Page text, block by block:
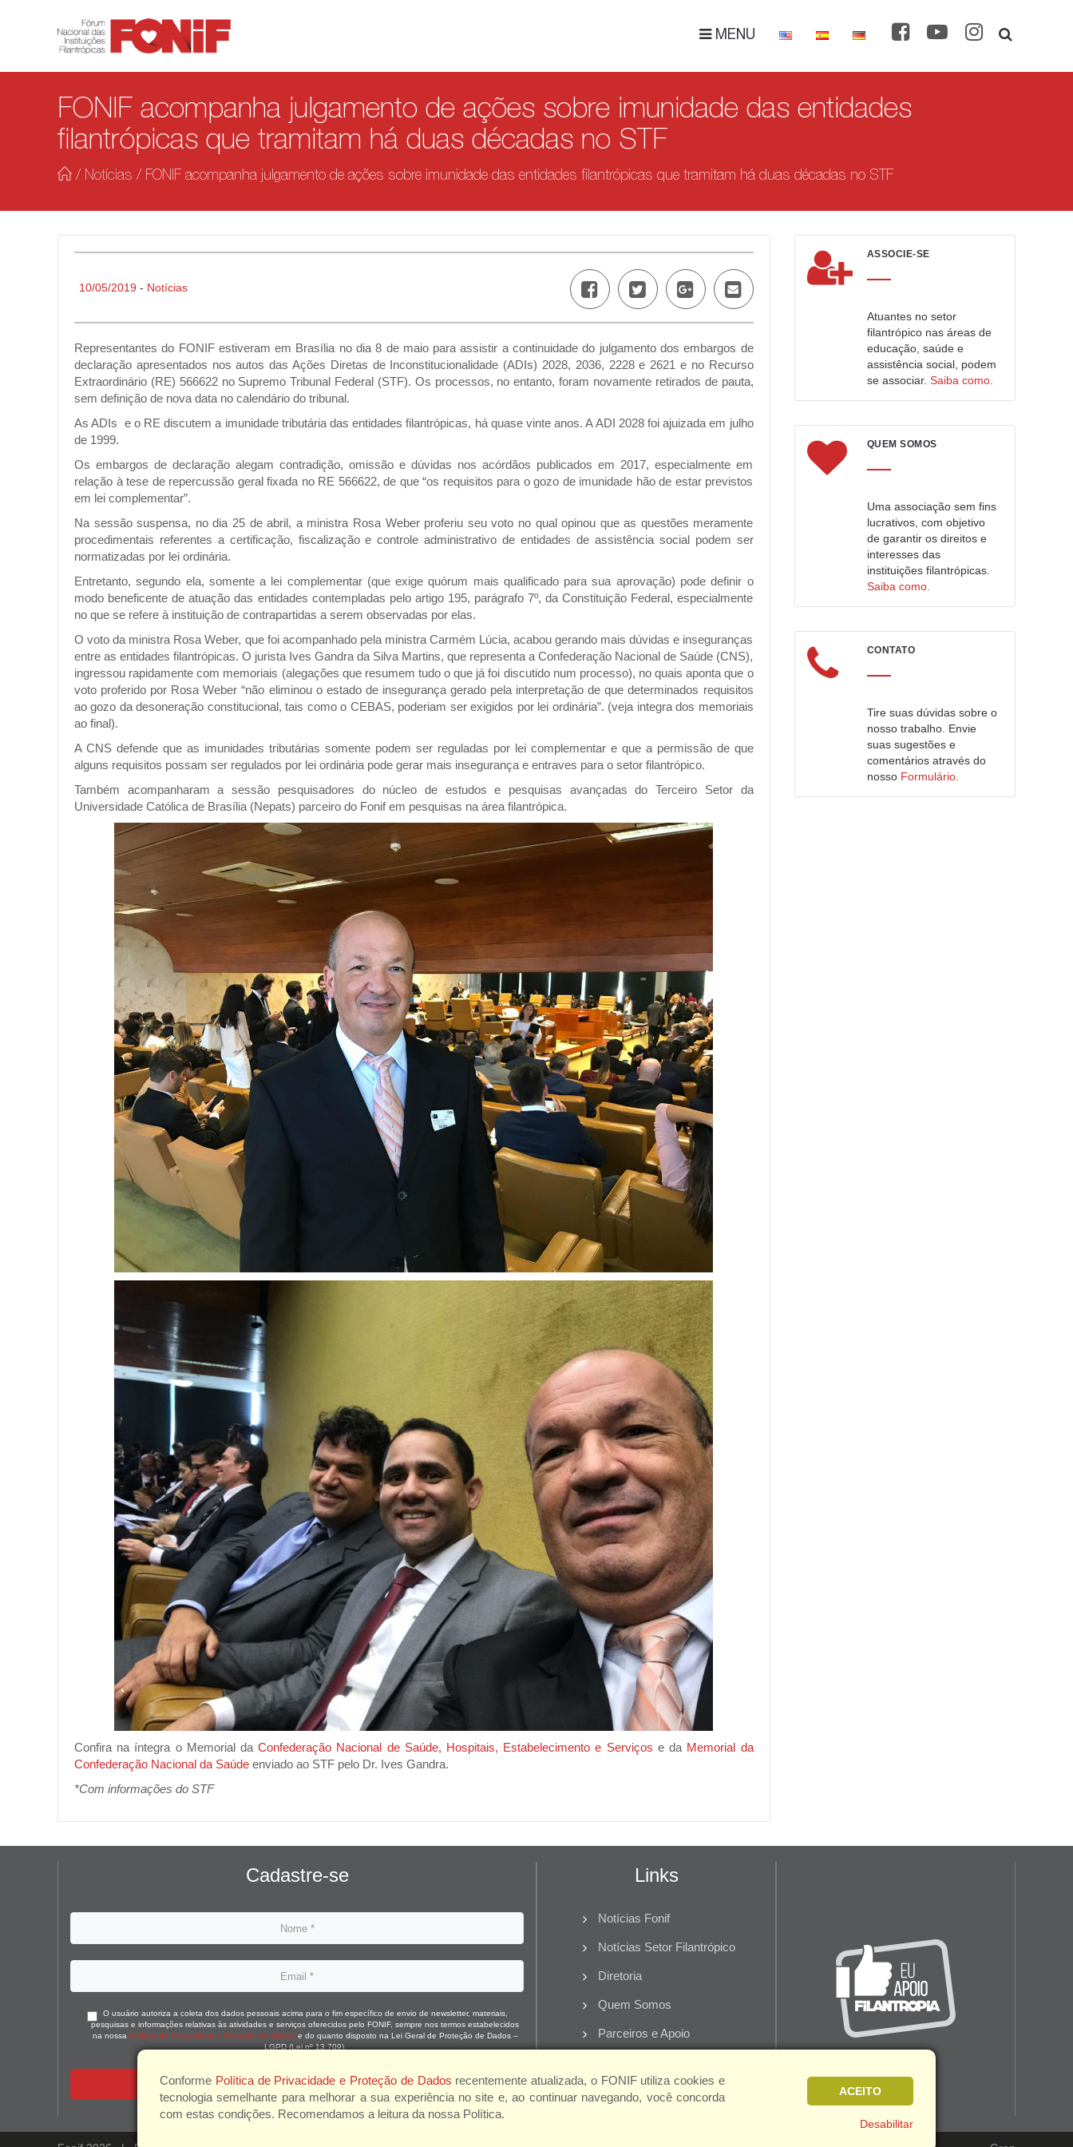
MENU
FONIF acompanha julgamento de ações sobre imunidade das entidades
filantrópicas que tramitam há duas décadas no STF
/ Notícias / FONIF acompanha julgamento de ações sobre imunidade das entidades filantrópicas que tramitam há duas décadas no STF
10/05/2019 - Notícias
Representantes do FONIF estiveram em Brasília no dia 8 de maio para assistir a continuidade do julgamento dos embargos de
declaração apresentados nos autos das Ações Diretas de Inconstitucionalidade (ADIs) 2028, 2036, 2228 e 2621 e no Recurso
Extraordinário (RE) 566622 no Supremo Tribunal Federal (STF). Os processos, no entanto, foram novamente retirados de pauta,
sem definição de nova data no calendário do tribunal.
As ADIs e o RE discutem a imunidade tributária das entidades filantrópicas, há quase vinte anos. A ADI 2028 foi ajuizada em julho
de 1999.
Os embargos de declaração alegam contradição, omissão e dúvidas nos acórdãos publicados em 2017, especialmente em
relação à tese de repercussão geral fixada no RE 566622, de que “os requisitos para o gozo de imunidade hão de estar previstos
em lei complementar”.
Na sessão suspensa, no dia 25 de abril, a ministra Rosa Weber proferiu seu voto no qual opinou que as questões meramente
procedimentais referentes a certificação, fiscalização e controle administrativo de entidades de assistência social podem ser
normatizadas por lei ordinária.
Entretanto, segundo ela, somente a lei complementar (que exige quórum mais qualificado para sua aprovação) pode definir o
modo beneficente de atuação das entidades contempladas pelo artigo 195, parágrafo 7º, da Constituição Federal, especialmente
no que se refere à instituição de contrapartidas a serem observadas por elas.
O voto da ministra Rosa Weber, que foi acompanhado pela ministra Carmém Lúcia, acabou gerando mais dúvidas e inseguranças
entre as entidades filantrópicas. O jurista Ives Gandra da Silva Martins, que representa a Confederação Nacional de Saúde (CNS),
ingressou rapidamente com memoriais (alegações que resumem tudo o que já foi discutido num processo), no quais aponta que o
voto proferido por Rosa Weber “não eliminou o estado de insegurança gerado pela interpretação de que determinados requisitos
ao gozo da desoneração constitucional, tais como o CEBAS, poderiam ser exigidos por lei ordinária”. (veja integra dos memoriais
ao final).
A CNS defende que as imunidades tributárias somente podem ser reguladas por lei complementar e que a permissão de que
alguns requisitos possam ser regulados por lei ordinária pode gerar mais insegurança e entraves para o setor filantrópico.
Também acompanharam a sessão pesquisadores do núcleo de estudos e pesquisas avançadas do Terceiro Setor da
Universidade Católica de Brasília (Nepats) parceiro do Fonif em pesquisas na área filantrópica.
Confira na íntegra o Memorial daConfederação Nacional de Saúde, Hospitais, Estabelecimento e Serviços e da Memorial da
Confederação Nacional da Saúde enviado ao STF pelo Dr. Ives Gandra.
*Com informações do STF
ASSOCIE-SE
Atuantes no setor
filantrópico nas áreas de
educação, saúde e
assistência social, podem
se associar. Saiba como.
QUEM SOMOS
Uma associação sem fins
lucrativos, com objetivo
de garantir os direitos e
interesses das
instituições filantrópicas.
Saiba como.
CONTATO
Tire suas dúvidas sobre o
nosso trabalho. Envie
suas sugestões e
comentários através do
nosso Formulário.
Cadastre-se
O usuário autoriza a coleta dos dados pessoais acima para o fim específico de envio de newsletter, materiais,
pesquisas e informações relativas às atividades e serviços oferecidos pelo FONIF, sempre nos termos estabelecidos
na nossa Política de Privacidade e Proteção de Dadose do quanto disposto na Lei Geral de Proteção de Dados –
LGPD (Lei nº 13.709).
ENVIAR
Links
Notícias Fonif
Notícias Setor Filantrópico
Diretoria
Quem Somos
Parceiros e Apoio
Conforme Política de Privacidade e Proteção de Dados recentemente atualizada, o FONIF utiliza cookies e
tecnologia semelhante para melhorar a sua experiência no site e, ao continuar navegando, você concorda
com estas condições. Recomendamos a leitura da nossa Política.
ACEITO
Desabilitar